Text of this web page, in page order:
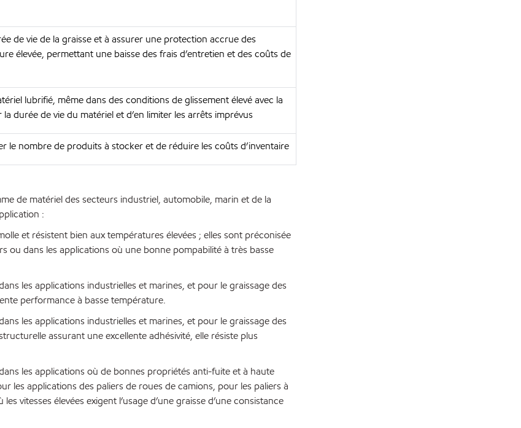
de vie de la graisse et à assurer une protection accrue des
élevée, permettant une baisse des frais d’entretien et des coûts de
lubrifié, même dans des conditions de glissement élevé avec la
durée de vie du matériel et d’en limiter les arrêts imprévus
le nombre de produits à stocker et de réduire les coûts d’inventaire
de matériel des secteurs industriel, automobile, marin et de la
:
et résistent bien aux températures élevées ; elles sont préconisée
ou dans les applications où une bonne pompabilité à très basse
les applications industrielles et marines, et pour le graissage des
performance à basse température.
les applications industrielles et marines, et pour le graissage des
assurant une excellente adhésivité, elle résiste plus
les applications où de bonnes propriétés anti-fuite et à haute
les applications des paliers de roues de camions, pour les paliers à
vitesses élevées exigent l’usage d’une graisse d’une consistance